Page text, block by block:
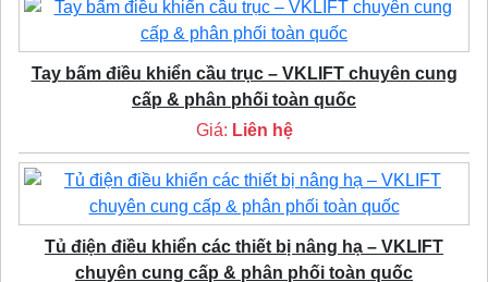
Tay bấm điều khiển cầu trục – VKLIFT chuyên cung
cấp & phân phối toàn quốc
Giá: Liên hệ
Tủ điện điều khiển các thiết bị nâng hạ – VKLIFT
chuyên cung cấp & phân phối toàn quốc